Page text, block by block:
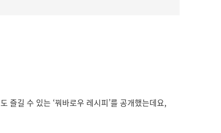
즐길 수 있는 ‘꿔바로우 레시피’를 공개했는데요,